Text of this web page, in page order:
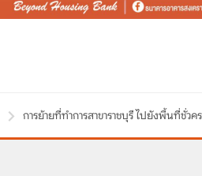
การย้ายที่ทำการสาขาราชบุรี ไปยังพื้นที่ชั่ว